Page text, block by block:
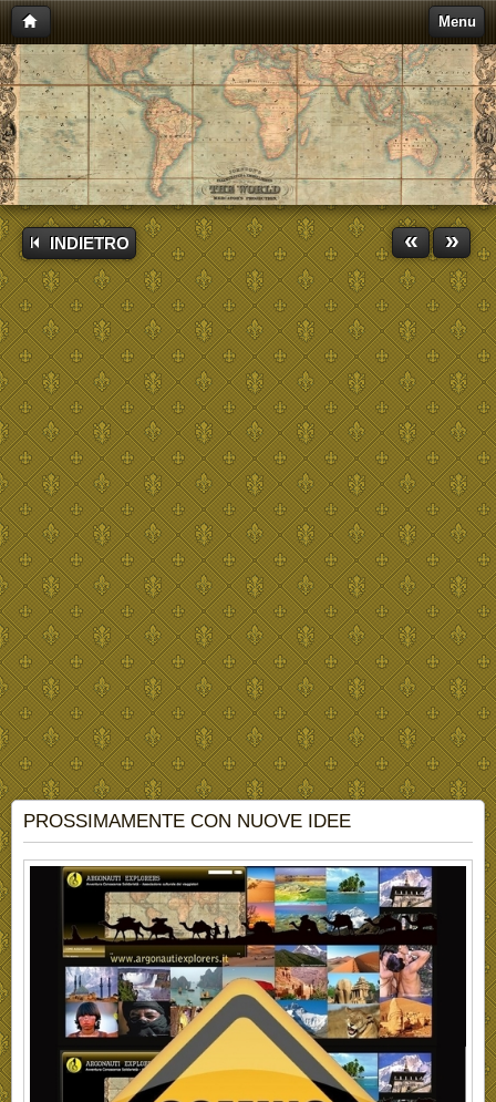
Menu
INDIETRO « »
PROSSIMAMENTE CON NUOVE IDEE